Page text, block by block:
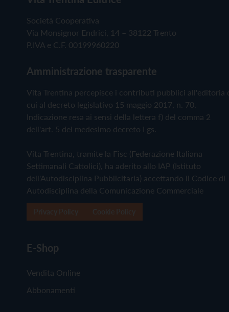
Società Cooperativa
Via Monsignor Endrici, 14 – 38122 Trento
P.IVA e C.F. 00199960220
Amministrazione trasparente
Vita Trentina percepisce i contributi pubblici all'editoria
cui al decreto legislativo 15 maggio 2017, n. 70.
Indicazione resa ai sensi della lettera f) del comma 2
dell'art. 5 del medesimo decreto Lgs.
Vita Trentina, tramite la Fisc (Federazione Italiana
Settimanali Cattolici), ha aderito allo IAP (Istituto
dell'Autodisciplina Pubblicitaria) accettando il Codice di
Autodisciplina della Comunicazione Commerciale
E-Shop
Vendita Online
Abbonamenti